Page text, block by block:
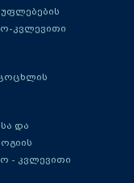
უფლებების
კვლევითი
და
- კვლევითი